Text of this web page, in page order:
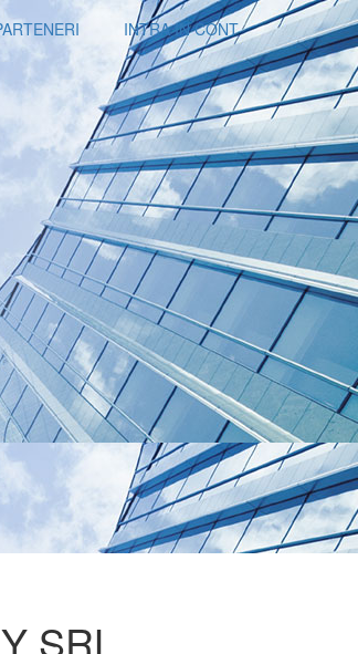
INTRA IN CONT
SRL